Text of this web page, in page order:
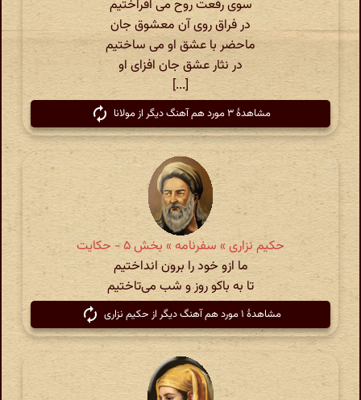
سوی رفعت روح می افراختیم
در فراق روی آن معشوق جان
ماحضر با عشق او می ساختیم
در نثار عشق جان افزای او
[...]
مشاهدهٔ ۳ مورد هم آهنگ دیگر از مولانا
حکیم نزاری » سفرنامه » بخش ۵ - حکایت
ما ازو خود را برون انداختیم
تا به باکو روز و شب می‌تاختیم
مشاهدهٔ ۱ مورد هم آهنگ دیگر از حکیم نزاری